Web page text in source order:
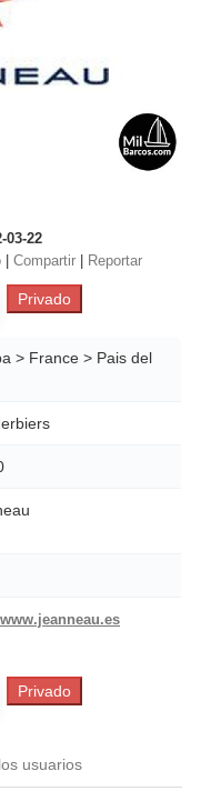
03-22
Compartir Reportar
> France > Pais del
usuarios